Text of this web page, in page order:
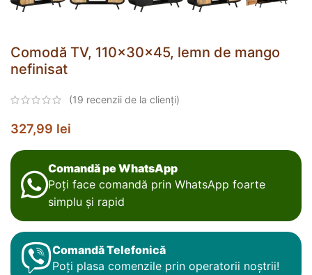
Comodă TV, 110x30x45, lemn de mango
nefinisat
(19 recenzii de la clienți)
327,99 lei
Comandă pe WhatsApp
Poți face comandă prin WhatsApp foarte
simplu și rapid
Comandă Telefonică
Poți plasa comenzile prin operatorii noștrii!